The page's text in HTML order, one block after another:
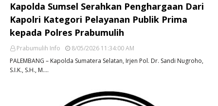
Kapolda Sumsel Serahkan Penghargaan Dari
Kapolri Kategori Pelayanan Publik Prima
kepada Polres Prabumulih
Prabumulih Info
8/05/2026 11:34:00 AM
PALEMBANG – Kapolda Sumatera Selatan, Irjen Pol. Dr. Sandi Nugroho,
S.I.K., S.H., M.…